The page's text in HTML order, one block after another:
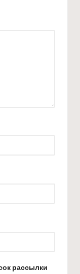
рассылки